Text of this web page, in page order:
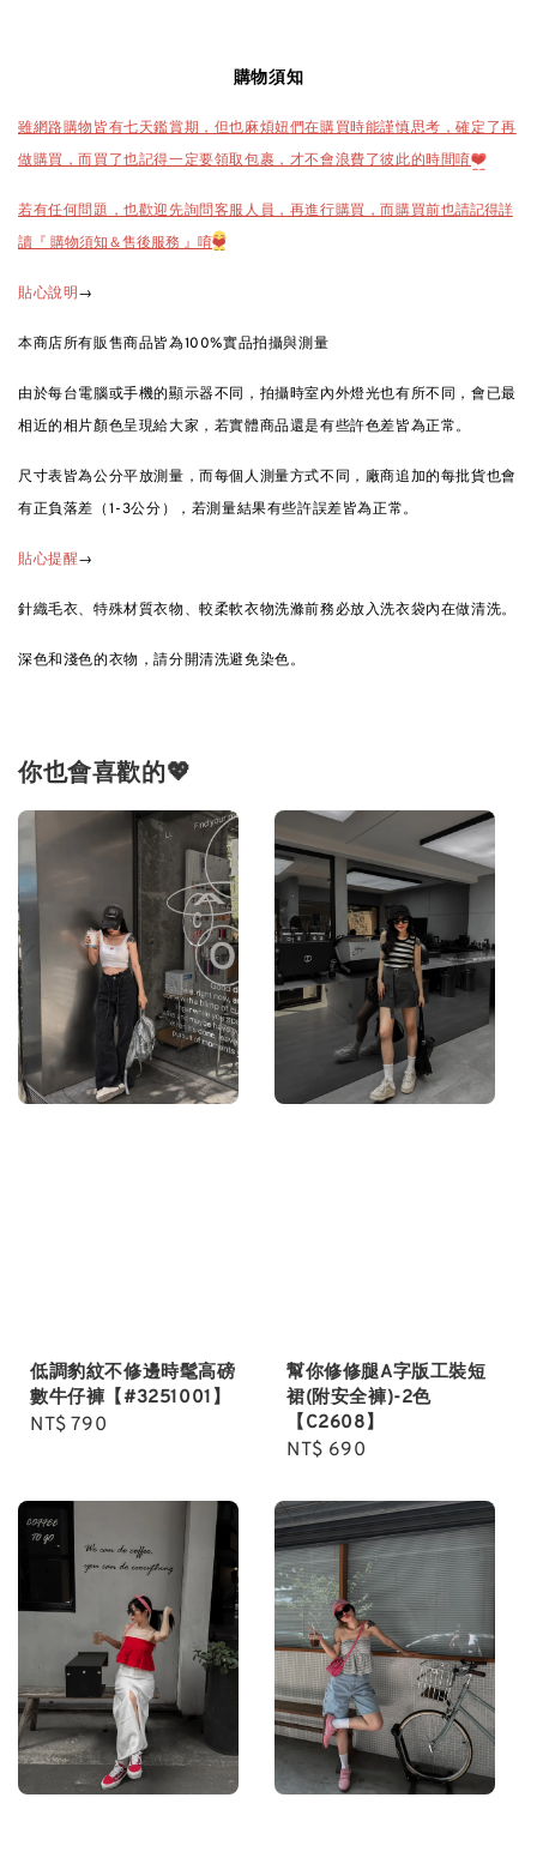
購物須知
雖網路購物皆有七天鑑賞期，但也麻煩妞們在購買時能謹慎思考，確定了再
做購買，而買了也記得一定要領取包裹，才不會浪費了彼此的時間唷❤️
若有任何問題，也歡迎先詢問客服人員，再進行購買，而購買前也請記得詳
讀『 購物須知＆售後服務 』唷❤️
貼心說明→
本商店所有販售商品皆為100%實品拍攝與測量
由於每台電腦或手機的顯示器不同，拍攝時室內外燈光也有所不同，會已最
相近的相片顏色呈現給大家，若實體商品還是有些許色差皆為正常。
尺寸表皆為公分平放測量，而每個人測量方式不同，廠商追加的每批貨也會
有正負落差（1-3公分），若測量結果有些許誤差皆為正常。
貼心提醒→
針織毛衣、特殊材質衣物、較柔軟衣物洗滌前務必放入洗衣袋內在做清洗。
深色和淺色的衣物，請分開清洗避免染色。
你也會喜歡的💖
低調豹紋不修邊時髦高磅
數牛仔褲【#3251001】
Regular
NT$ 790
幫你修修腿A字版工裝短
裙(附安全褲)-2色
【C2608】
Regular
NT$ 690